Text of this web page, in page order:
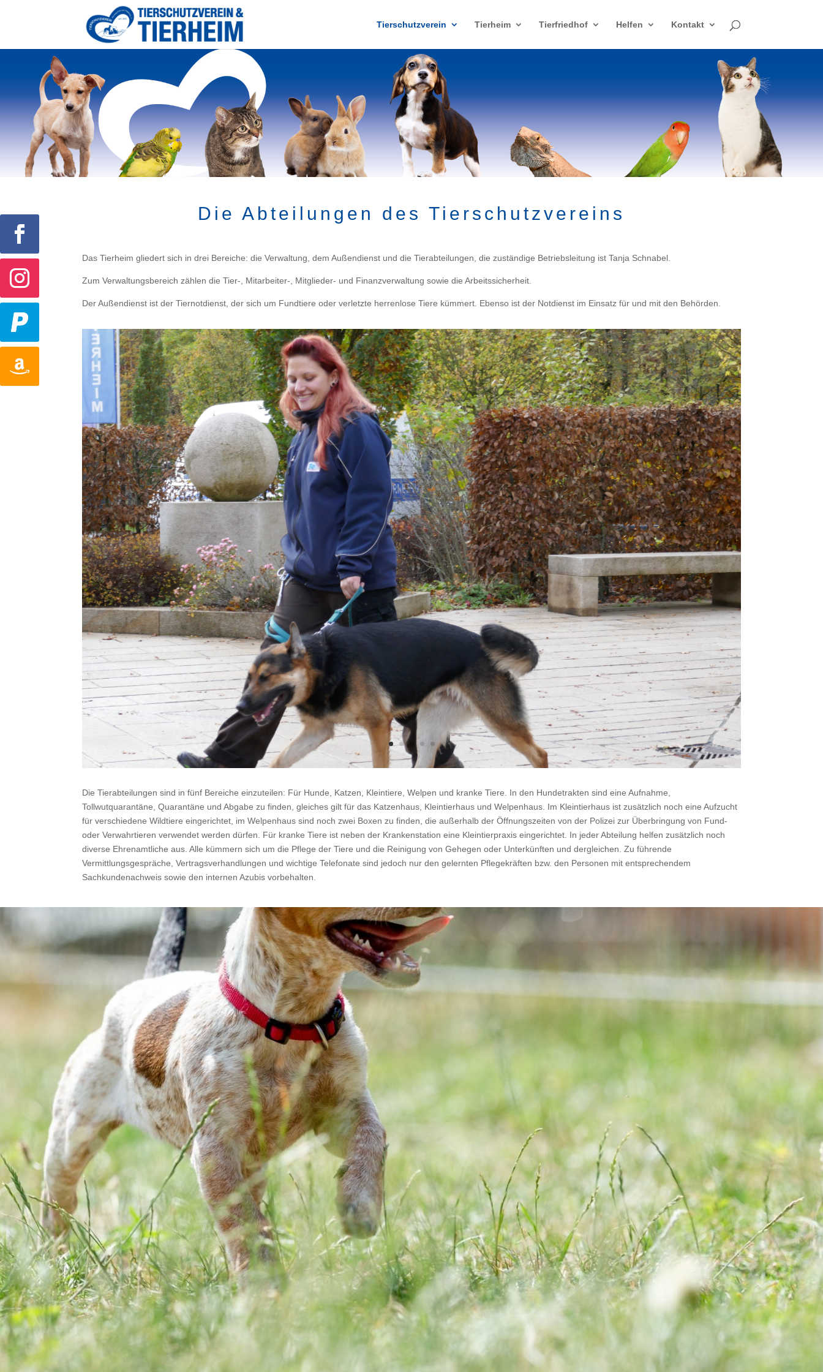
Tierschutzverein Tierheim Tierfriedhof Helfen Kontakt
Die Abteilungen des Tierschutzvereins
Das Tierheim gliedert sich in drei Bereiche: die Verwaltung, dem Außendienst und die Tierabteilungen, die zuständige Betriebsleitung ist Tanja Schnabel.
Zum Verwaltungsbereich zählen die Tier-, Mitarbeiter-, Mitglieder- und Finanzverwaltung sowie die Arbeitssicherheit.
Der Außendienst ist der Tiernotdienst, der sich um Fundtiere oder verletzte herrenlose Tiere kümmert. Ebenso ist der Notdienst im Einsatz für und mit den Behörden.
Die Tierabteilungen sind in fünf Bereiche einzuteilen: Für Hunde, Katzen, Kleintiere, Welpen und kranke Tiere. In den Hundetrakten sind eine Aufnahme,
Tollwutquarantäne, Quarantäne und Abgabe zu finden, gleiches gilt für das Katzenhaus, Kleintierhaus und Welpenhaus. Im Kleintierhaus ist zusätzlich noch eine Aufzucht
für verschiedene Wildtiere eingerichtet, im Welpenhaus sind noch zwei Boxen zu finden, die außerhalb der Öffnungszeiten von der Polizei zur Überbringung von Fund-
oder Verwahrtieren verwendet werden dürfen. Für kranke Tiere ist neben der Krankenstation eine Kleintierpraxis eingerichtet. In jeder Abteilung helfen zusätzlich noch
diverse Ehrenamtliche aus. Alle kümmern sich um die Pflege der Tiere und die Reinigung von Gehegen oder Unterkünften und dergleichen. Zu führende
Vermittlungsgespräche, Vertragsverhandlungen und wichtige Telefonate sind jedoch nur den gelernten Pflegekräften bzw. den Personen mit entsprechendem
Sachkundenachweis sowie den internen Azubis vorbehalten.